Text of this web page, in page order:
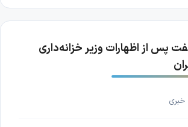
پس از اظهارات وزیر خزانه‌داری
خبری